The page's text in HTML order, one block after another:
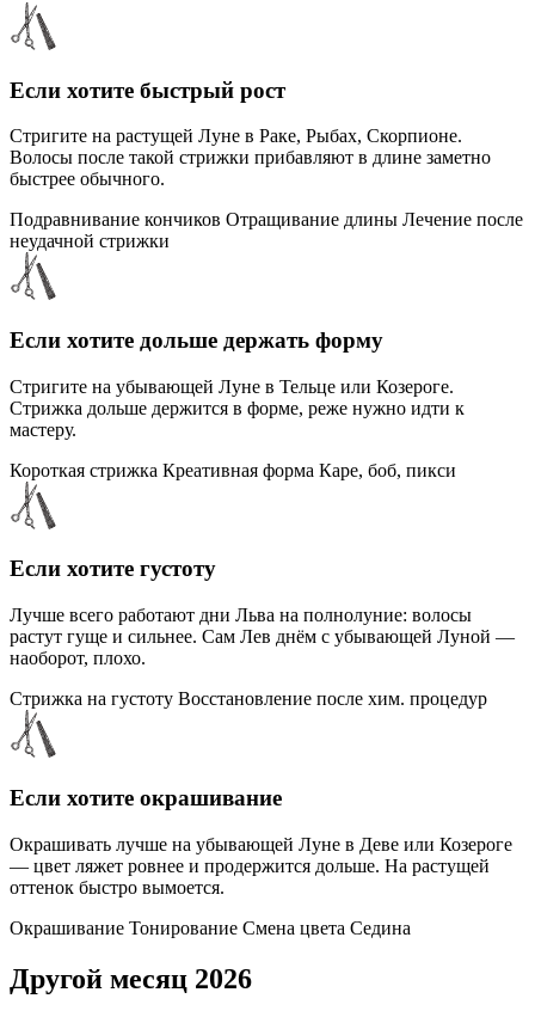
Если хотите быстрый рост
Стригите на растущей Луне в Раке, Рыбах, Скорпионе.
Волосы после такой стрижки прибавляют в длине заметно
быстрее обычного.
Подравнивание кончиков Отращивание длины Лечение после
неудачной стрижки
Если хотите дольше держать форму
Стригите на убывающей Луне в Тельце или Козероге.
Стрижка дольше держится в форме, реже нужно идти к
мастеру.
Короткая стрижка Креативная форма Каре, боб, пикси
Если хотите густоту
Лучше всего работают дни Льва на полнолуние: волосы
растут гуще и сильнее. Сам Лев днём с убывающей Луной —
наоборот, плохо.
Стрижка на густоту Восстановление после хим. процедур
Если хотите окрашивание
Окрашивать лучше на убывающей Луне в Деве или Козероге
— цвет ляжет ровнее и продержится дольше. На растущей
оттенок быстро вымоется.
Окрашивание Тонирование Смена цвета Седина
Другой месяц 2026